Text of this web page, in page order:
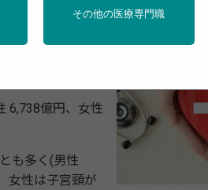
担を明らかにし
経済的負担も推
6,738億円、女性
も多く(男性
女性は子宮頸が
その他の医療専門職